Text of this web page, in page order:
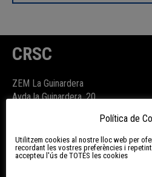
CRSC
ZEM La Guinardera
Avda la Guinardera, 20
Subscriu-te a la newsletter
Política de
Utilitzem cookies al nostre lloc web per
recordant les vostres preferències i
accepteu l'ús de TOTES les cookies